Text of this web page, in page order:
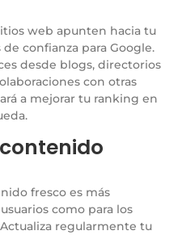
web apunten hacia tu
confianza para Google.
desde blogs, directorios
con otras
a mejorar tu ranking en
fresco es más
como para los
regularmente tu